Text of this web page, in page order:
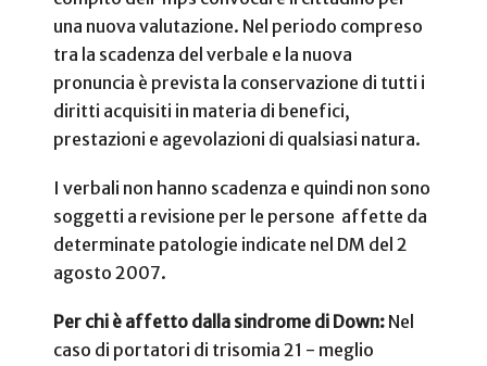
una nuova valutazione. Nel periodo compreso
tra la scadenza del verbale e la nuova
pronuncia è prevista la conservazione di tutti i
diritti acquisiti in materia di benefici,
prestazioni e agevolazioni di qualsiasi natura.
I verbali non hanno scadenza e quindi non sono
soggetti a revisione per le persone affette da
determinate patologie indicate nel DM del 2
agosto 2007.
Per chi è affetto dalla sindrome di Down: Nel
caso di portatori di trisomia 21 - meglio